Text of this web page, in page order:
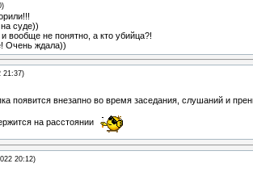
суде))
вообще не понятно, а кто убийца?!
Очень ждала))
21:37)
появится внезапно во время заседания, слушаний и
на расстоянии
20:12)